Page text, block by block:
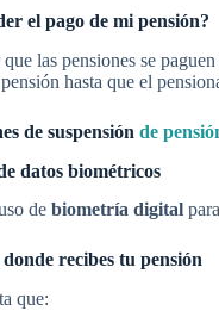
el pago de mi pensión?
las pensiones se
hasta que el
de suspensión de
datos biométricos
de biometría digital
recibes tu pensión
que: